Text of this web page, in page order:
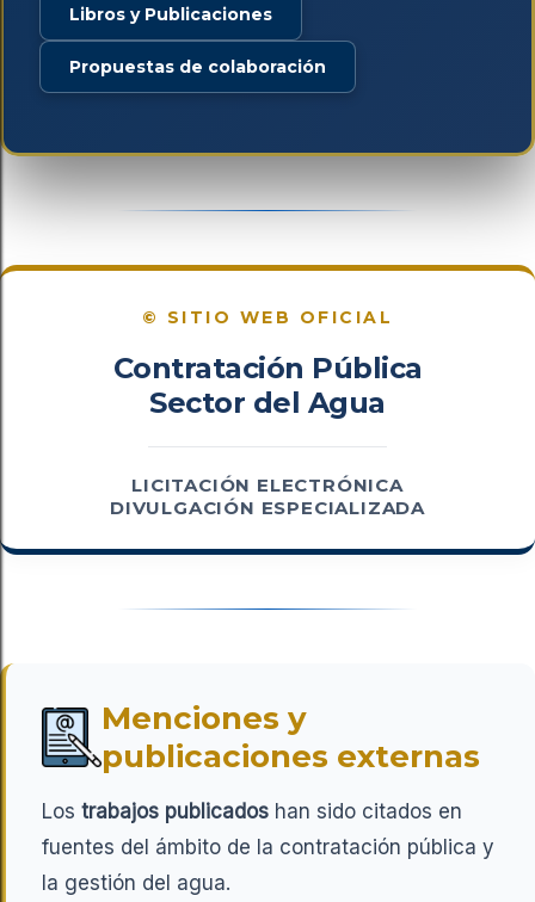
Libros y Publicaciones
Propuestas de colaboración
© SITIO WEB OFICIAL
Contratación Pública
Sector del Agua
LICITACIÓN ELECTRÓNICA
DIVULGACIÓN ESPECIALIZADA
Menciones y
publicaciones externas
Los trabajos publicados han sido citados en
fuentes del ámbito de la contratación pública y
la gestión del agua.